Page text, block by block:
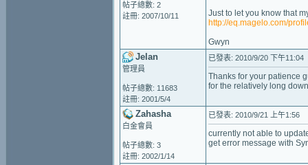
帖子總數: 2
註冊: 2007/10/11
Just to let you know that
http://eq.magelo.com/
Gwyn
Jelan
管理員
帖子總數: 11683
註冊: 2001/5/4
已發表: 2010/9/20 下午11:04
Thanks for your patience
for the relatively long
Zahasha
白金會員
帖子總數: 3
註冊: 2002/1/14
已發表: 2010/9/21 上午1:56
currently not able to
get error message with